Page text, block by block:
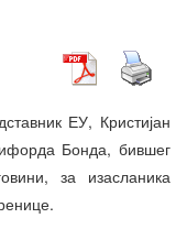
ЕУ, Кристијан
Бонда, бившег
за изасланика